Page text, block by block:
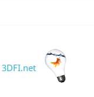
3DFI.net